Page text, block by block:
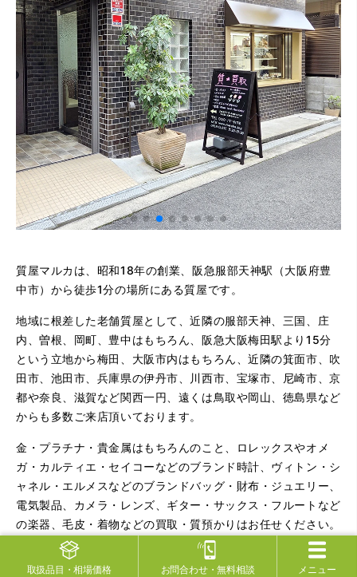
質屋マルカは、昭和18年の創業、阪急服部天神駅（大阪府豊
中市）から徒歩1分の場所にある質屋です。
地域に根差した老舗質屋として、近隣の服部天神、三国、庄
内、曽根、岡町、豊中はもちろん、阪急大阪梅田駅より15分
という立地から梅田、大阪市内はもちろん、近隣の箕面市、吹
田市、池田市、兵庫県の伊丹市、川西市、宝塚市、尼崎市、京
都や奈良、滋賀など関西一円、遠くは鳥取や岡山、徳島県など
からも多数ご来店頂いております。
金・プラチナ・貴金属はもちろんのこと、ロレックスやオメ
ガ・カルティエ・セイコーなどのブランド時計、ヴィトン・シ
ャネル・エルメスなどのブランドバッグ・財布・ジュエリー、
電気製品、カメラ・レンズ、ギター・サックス・フルートなど
の楽器、毛皮・着物などの買取・質預かりはお任せください。
ダイヤモンド・宝石に関しては、国内外の数々の鑑定資格を持
つスタッフが在籍し、宝石業者様にもご利用いただくなど「宝
取扱品目 ・相場価格 お問合わせ・無料相談 メニュー